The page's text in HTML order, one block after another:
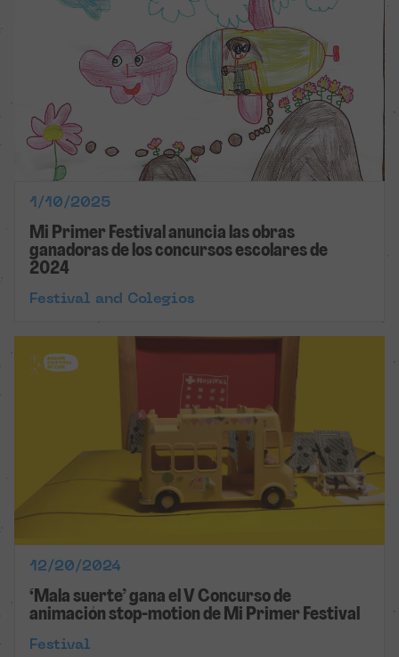
1/10/2025
Mi Primer Festival anuncia las obras
ganadoras de los concursos escolares de
2024
Festival and Colegios
12/20/2024
‘Mala suerte’ gana el V Concurso de
animación stop-motion de Mi Primer Festival
Festival